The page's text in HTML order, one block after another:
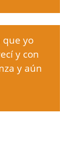
que yo
y con
y aún